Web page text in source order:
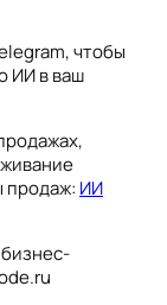
чтобы
ИИ в ваш
продаж: ИИ